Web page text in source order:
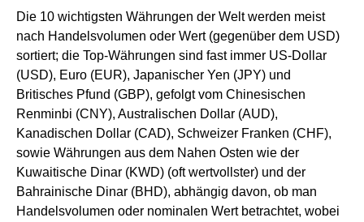
Die 10 wichtigsten Währungen der Welt werden meist
nach Handelsvolumen oder Wert (gegenüber dem USD)
sortiert; die Top-Währungen sind fast immer US-Dollar
(USD), Euro (EUR), Japanischer Yen (JPY) und
Britisches Pfund (GBP), gefolgt vom Chinesischen
Renminbi (CNY), Australischen Dollar (AUD),
Kanadischen Dollar (CAD), Schweizer Franken (CHF),
sowie Währungen aus dem Nahen Osten wie der
Kuwaitische Dinar (KWD) (oft wertvollster) und der
Bahrainische Dinar (BHD), abhängig davon, ob man
Handelsvolumen oder nominalen Wert betrachtet, wobei